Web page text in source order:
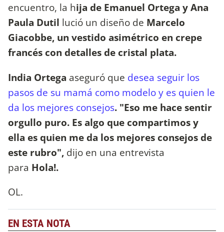
encuentro, la hija de Emanuel Ortega y Ana
Paula Dutil lució un diseño de Marcelo
Giacobbe, un vestido asimétrico en crepe
francés con detalles de cristal plata.
India Ortega aseguró que desea seguir los
pasos de su mamá como modelo y es quien le
da los mejores consejos. "Eso me hace sentir
orgullo puro. Es algo que compartimos y
ella es quien me da los mejores consejos de
este rubro", dijo en una entrevista
para Hola!.
OL.
EN ESTA NOTA